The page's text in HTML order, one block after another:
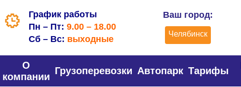
График работы
Пн – Пт: 9.00 – 18.00
Сб – Вс: выходные
Ваш город:
Челябинск
О
компании
Грузоперевозки Автопарк Тарифы